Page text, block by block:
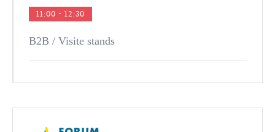
11:00 - 12:30
B2B / Visite stands